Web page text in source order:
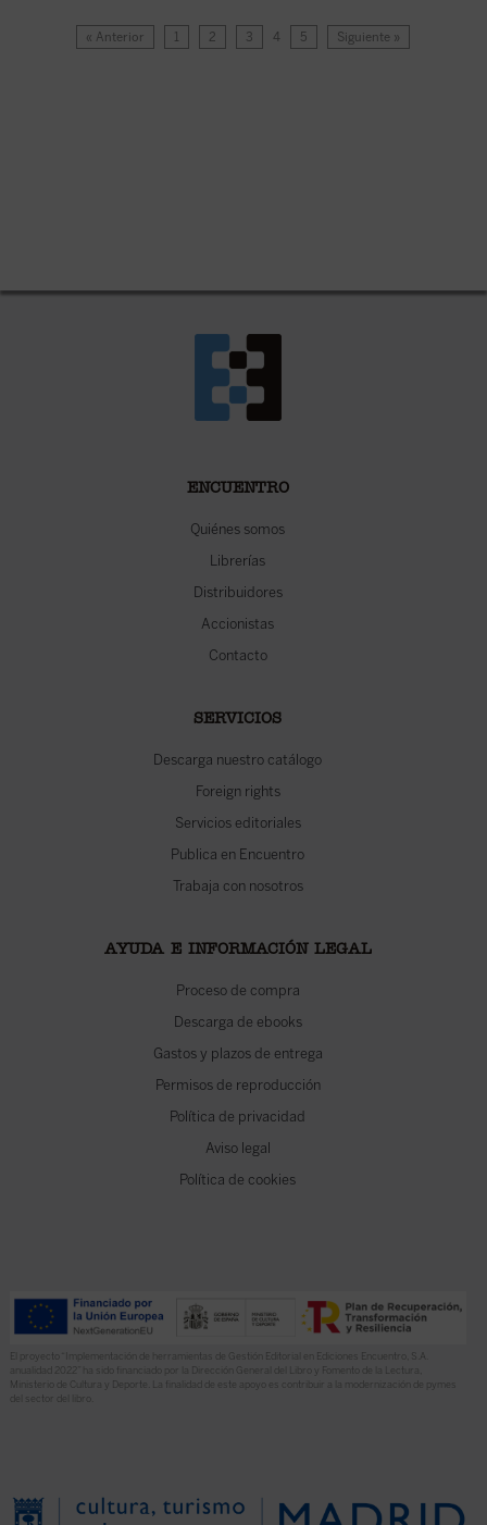
« Anterior 1 2 3 4 5 Siguiente »
ENCUENTRO
Quiénes somos
Librerías
Distribuidores
Accionistas
Contacto
SERVICIOS
Descarga nuestro catálogo
Foreign rights
Servicios editoriales
Publica en Encuentro
Trabaja con nosotros
AYUDA E INFORMACIÓN LEGAL
Proceso de compra
Descarga de ebooks
Gastos y plazos de entrega
Permisos de reproducción
Política de privacidad
Aviso legal
Política de cookies
El proyecto “Implementación de herramientas de Gestión Editorial en Ediciones Encuentro, S.A.
anualidad 2022” ha sido financiado por la Dirección General del Libro y Fomento de la Lectura,
Ministerio de Cultura y Deporte. La finalidad de este apoyo es contribuir a la modernización de pymes
del sector del libro.